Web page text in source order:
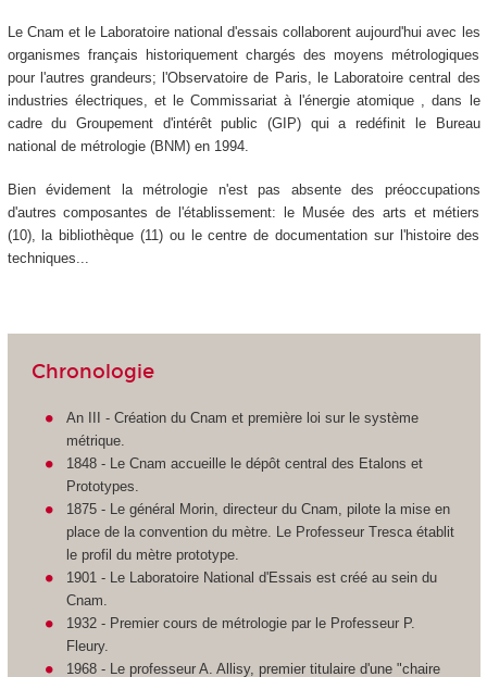
Le Cnam et le Laboratoire national d'essais collaborent aujourd'hui avec les
organismes français historiquement chargés des moyens métrologiques
pour l'autres grandeurs; l'Observatoire de Paris, le Laboratoire central des
industries électriques, et le Commissariat à l'énergie atomique , dans le
cadre du Groupement d'intérêt public (GIP) qui a redéfinit le Bureau
national de métrologie (BNM) en 1994.
Bien évidement la métrologie n'est pas absente des préoccupations
d'autres composantes de l'établissement: le Musée des arts et métiers
(10), la bibliothèque (11) ou le centre de documentation sur l'histoire des
techniques...
Chronologie
An III - Création du Cnam et première loi sur le système
métrique.
1848 - Le Cnam accueille le dépôt central des Etalons et
Prototypes.
1875 - Le général Morin, directeur du Cnam, pilote la mise en
place de la convention du mètre. Le Professeur Tresca établit
le profil du mètre prototype.
1901 - Le Laboratoire National d'Essais est créé au sein du
Cnam.
1932 - Premier cours de métrologie par le Professeur P.
Fleury.
1968 - Le professeur A. Allisy, premier titulaire d'une "chaire